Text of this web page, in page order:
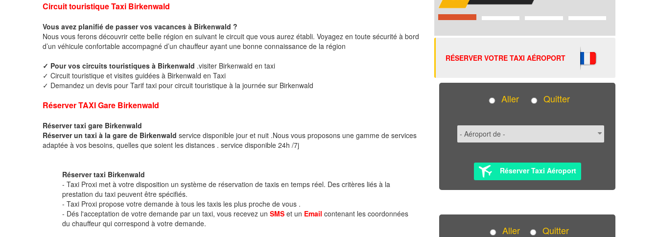
Circuit touristique Taxi Birkenwald
Vous avez planifié de passer vos vacances à Birkenwald ?
Nous vous ferons découvrir cette belle région en suivant le circuit que vous aurez établi. Voyagez en toute sécurité à bord
d’un véhicule confortable accompagné d’un chauffeur ayant une bonne connaissance de la région
✓ Pour vos circuits touristiques à Birkenwald .visiter Birkenwald en taxi
✓ Circuit touristique et visites guidées à Birkenwald en Taxi
✓ Demandez un devis pour Tarif taxi pour circuit touristique à la journée sur Birkenwald
Réserver TAXI Gare Birkenwald
Réserver taxi gare Birkenwald
Réserver un taxi à la gare de Birkenwald service disponible jour et nuit .Nous vous proposons une gamme de services
adaptée à vos besoins, quelles que soient les distances . service disponible 24h /7j
Réserver taxi Birkenwald
- Taxi Proxi met à votre disposition un système de réservation de taxis en temps réel. Des critères liés à la
prestation du taxi peuvent être spécifiés.
- Taxi Proxi propose votre demande à tous les taxis les plus proche de vous .
- Dés l'acceptation de votre demande par un taxi, vous recevez un SMS et un Email contenant les coordonnées
du chauffeur qui correspond à votre demande.
RÉSERVER VOTRE TAXI AÉROPORT
Aller Quitter
Réserver Taxi Aéroport
Aller Quitter